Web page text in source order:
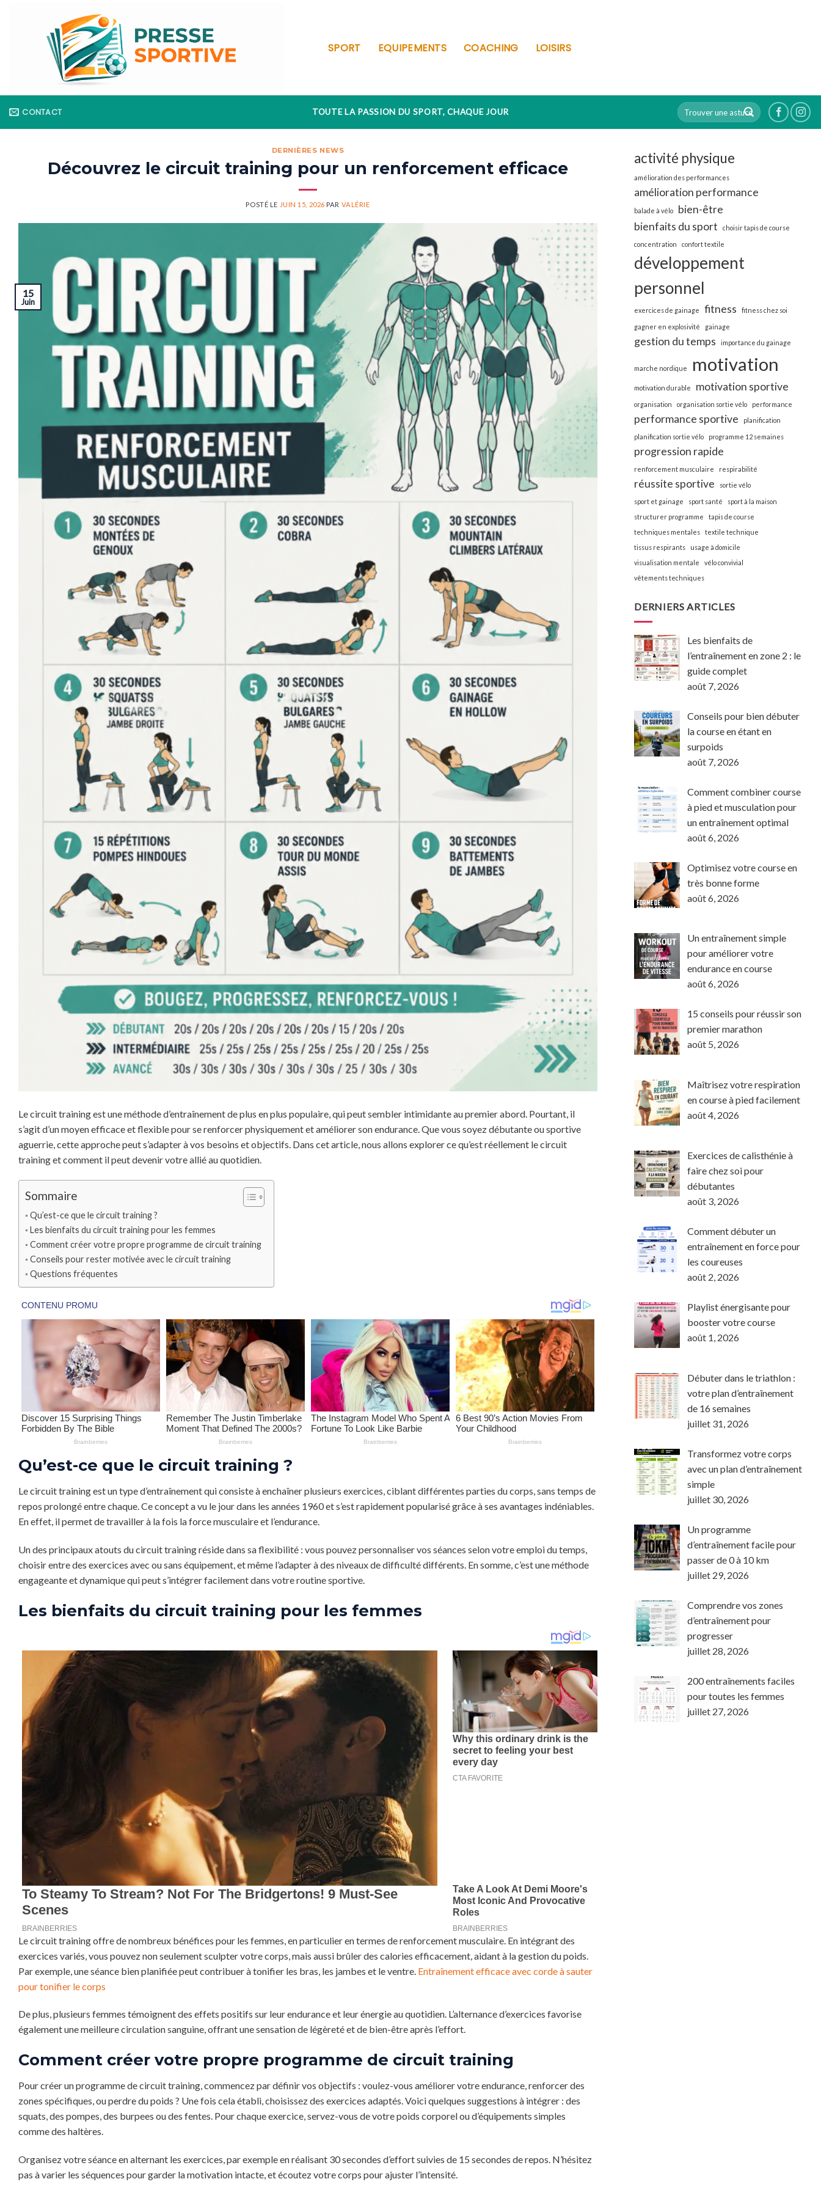
SPORT EQUIPEMENTS COACHING LOISIRS
CONTACT TOUTE LA PASSION DU SPORT, CHAQUE JOUR
DERNIÈRES NEWS
Découvrez le circuit training pour un renforcement efficace
POSTÉ LE JUIN 15, 2026 PAR VALÉRIE
15
Juin
Le circuit training est une méthode d’entraînement de plus en plus populaire, qui peut sembler intimidante au premier abord. Pourtant, il
s’agit d’un moyen efficace et flexible pour se renforcer physiquement et améliorer son endurance. Que vous soyez débutante ou sportive
aguerrie, cette approche peut s’adapter à vos besoins et objectifs. Dans cet article, nous allons explorer ce qu’est réellement le circuit
training et comment il peut devenir votre allié au quotidien.
Sommaire
Qu’est-ce que le circuit training ?
Les bienfaits du circuit training pour les femmes
Comment créer votre propre programme de circuit training
Conseils pour rester motivée avec le circuit training
Questions fréquentes
Qu’est-ce que le circuit training ?
Le circuit training est un type d’entraînement qui consiste à enchaîner plusieurs exercices, ciblant différentes parties du corps, sans temps de
repos prolongé entre chaque. Ce concept a vu le jour dans les années 1960 et s’est rapidement popularisé grâce à ses avantages indéniables.
En effet, il permet de travailler à la fois la force musculaire et l’endurance.
Un des principaux atouts du circuit training réside dans sa flexibilité : vous pouvez personnaliser vos séances selon votre emploi du temps,
choisir entre des exercices avec ou sans équipement, et même l’adapter à des niveaux de difficulté différents. En somme, c’est une méthode
engageante et dynamique qui peut s’intégrer facilement dans votre routine sportive.
Les bienfaits du circuit training pour les femmes
Le circuit training offre de nombreux bénéfices pour les femmes, en particulier en termes de renforcement musculaire. En intégrant des
exercices variés, vous pouvez non seulement sculpter votre corps, mais aussi brûler des calories efficacement, aidant à la gestion du poids.
Par exemple, une séance bien planifiée peut contribuer à tonifier les bras, les jambes et le ventre. Entraînement efficace avec corde à sauter
pour tonifier le corps
De plus, plusieurs femmes témoignent des effets positifs sur leur endurance et leur énergie au quotidien. L’alternance d’exercices favorise
également une meilleure circulation sanguine, offrant une sensation de légèreté et de bien-être après l’effort.
Comment créer votre propre programme de circuit training
Pour créer un programme de circuit training, commencez par définir vos objectifs : voulez-vous améliorer votre endurance, renforcer des
zones spécifiques, ou perdre du poids ? Une fois cela établi, choisissez des exercices adaptés. Voici quelques suggestions à intégrer : des
squats, des pompes, des burpees ou des fentes. Pour chaque exercice, servez-vous de votre poids corporel ou d’équipements simples
comme des haltères.
Organisez votre séance en alternant les exercices, par exemple en réalisant 30 secondes d’effort suivies de 15 secondes de repos. N’hésitez
pas à varier les séquences pour garder la motivation intacte, et écoutez votre corps pour ajuster l’intensité.
activité physique
amélioration des performances
amélioration performance
balade à vélo
bien-être
bienfaits du sport
choisir tapis de course
concentration confort textile
développement
personnel
exercices de gainage fitness fitness chez soi
gagner en explosivité gainage
gestion du temps importance du gainage
marche nordique motivation
motivation durable motivation sportive
organisation organisation sortie vélo performance
performance sportive planification
planification sortie vélo programme 12 semaines
progression rapide
renforcement musculaire respirabilité
réussite sportive sortie vélo
sport et gainage sport santé
sport à la maison
structurer programme
tapis de course
techniques mentales
textile technique
tissus respirants
usage à domicile
visualisation mentale
vélo convivial
vêtements techniques
DERNIERS ARTICLES
Les bienfaits de
l’entraînement en zone 2 : le
guide complet
août 7, 2026
Conseils pour bien débuter
la course en étant en
surpoids
août 7, 2026
Comment combiner course
à pied et musculation pour
un entraînement optimal
août 6, 2026
Optimisez votre course en
très bonne forme
août 6, 2026
Un entraînement simple
pour améliorer votre
endurance en course
août 6, 2026
15 conseils pour réussir son
premier marathon
août 5, 2026
Maîtrisez votre respiration
en course à pied facilement
août 4, 2026
Exercices de calisthénie à
faire chez soi pour
débutantes
août 3, 2026
Comment débuter un
entraînement en force pour
les coureuses
août 2, 2026
Playlist énergisante pour
booster votre course
août 1, 2026
Débuter dans le triathlon :
votre plan d’entraînement
de 16 semaines
juillet 31, 2026
Transformez votre corps
avec un plan d’entraînement
simple
juillet 30, 2026
Un programme
d’entraînement facile pour
passer de 0 à 10 km
juillet 29, 2026
Comprendre vos zones
d’entraînement pour
progresser
juillet 28, 2026
200 entraînements faciles
pour toutes les femmes
juillet 27, 2026